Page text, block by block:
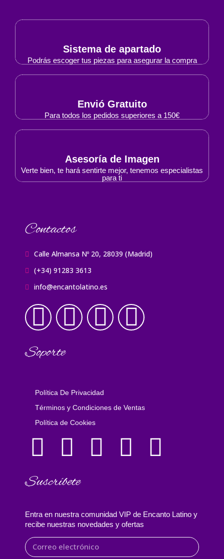
Sistema de apartado
Podrás escoger tus piezas para asegurar la compra
Envió Gratuito
Para todos los pedidos superiores a 150€
Asesoría de Imagen
Verte bien, te hará sentirte mejor, tenemos especialistas
para ti
Contactos
Calle Almansa Nº 20, 28039 (Madrid)
(+34) 91283 3613
info@encantolatino.es
Soporte
Política De Privacidad
Términos y Condiciones de Ventas
Política de Cookies
Suscríbete
Entra en nuestra comunidad VIP de Encanto Latino y
recibe nuestras novedades y ofertas